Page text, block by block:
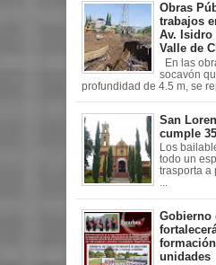
Obras
trabajos
Av. Isidro
Valle de
En las
socavón
profundidad de 4.5 m, se
San
cumple
Los
todo un
trasporta a
Gobierno
unidades